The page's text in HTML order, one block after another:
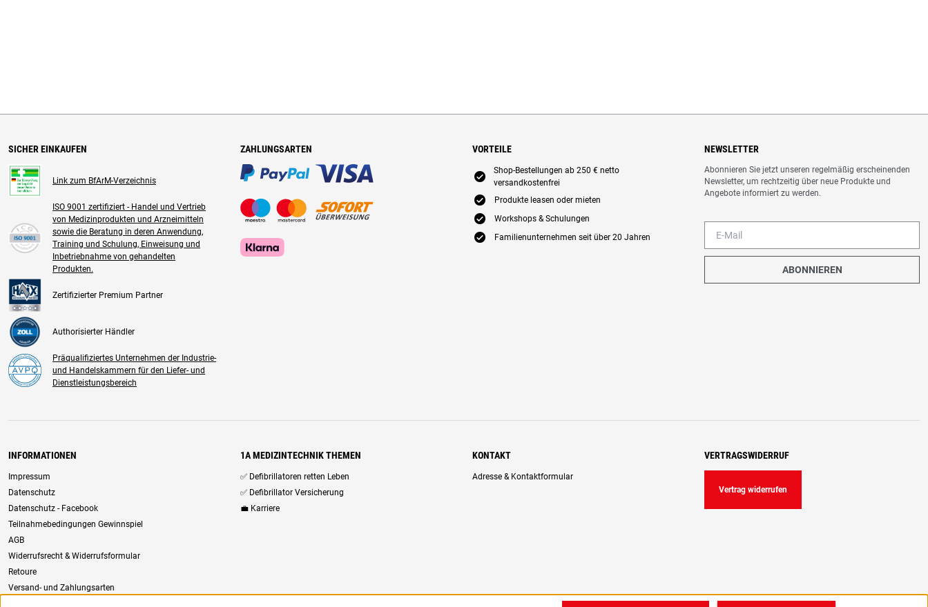
SICHER EINKAUFEN
Link zum BfArM-Verzeichnis
ISO 9001 zertifiziert - Handel und Vertrieb
von Medizinprodukten und Arzneimitteln
sowie die Beratung in deren Anwendung,
Training und Schulung, Einweisung und
Inbetriebnahme von gehandelten
Produkten.
Zertifizierter Premium Partner
Authorisierter Händler
Präqualifiziertes Unternehmen der Industrie-
und Handelskammern für den Liefer- und
Dienstleistungsbereich
ZAHLUNGSARTEN VORTEILE
E
Shop-Bestellungen ab 250 € netto
versandkostenfrei
E Produkte leasen oder mieten
E Workshops & Schulungen
E Familienunternehmen seit über 20 Jahren
NEWSLETTER
Abonnieren Sie jetzt unseren regelmäßig erscheinenden
Newsletter, um rechtzeitig über neue Produkte und
Angebote informiert zu werden.
ABONNIEREN
INFORMATIONEN
Impressum
Datenschutz
Datenschutz - Facebook
Teilnahmebedingungen Gewinnspiel
AGB
Widerrufsrecht & Widerrufsformular
Retoure
Versand- und Zahlungsarten
1A MEDIZINTECHNIK THEMEN
✅ Defibrillatoren retten Leben
✅ Defibrillator Versicherung
💼 Karriere
KONTAKT
Adresse & Kontaktformular
VERTRAGSWIDERRUF
Vertrag widerrufen